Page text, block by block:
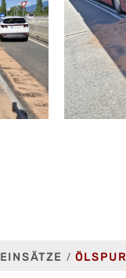
EINSÄTZE ÖLSPUR